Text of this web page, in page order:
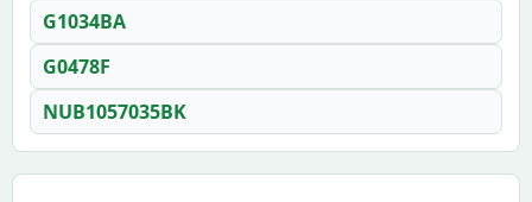
G1034BA
G0478F
NUB1057035BK